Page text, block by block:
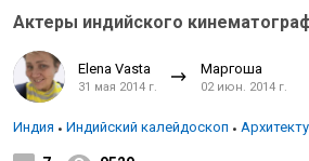
Актеры индийского
Elena Vasta
31 мая 2014 г.
Маргоша
02 июн. 2014 г.
Индия Индийский калейдоскоп